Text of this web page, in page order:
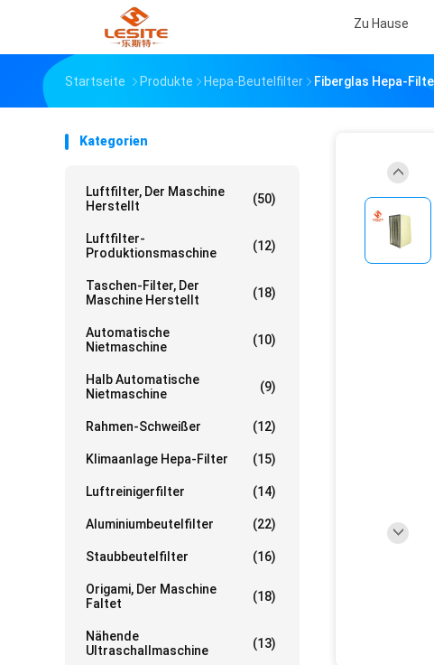
Zu Hause
Startseite Produkte Hepa-Beutelfilter Fiberglas Hepa-
Kategorien
Luftfilter, Der Maschine
Herstellt
(50)
Luftfilter-
Produktionsmaschine
(12)
Taschen-Filter, Der
Maschine Herstellt
(18)
Automatische
Nietmaschine
(10)
Halb Automatische
Nietmaschine
(9)
Rahmen-Schweißer (12)
Klimaanlage Hepa-Filter (15)
Luftreinigerfilter (14)
Aluminiumbeutelfilter (22)
Staubbeutelfilter (16)
Origami, Der Maschine
Faltet
(18)
Nähende
Ultraschallmaschine
(13)